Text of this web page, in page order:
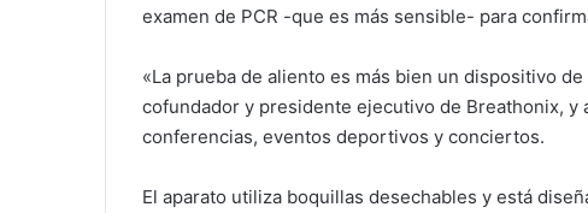
examen de PCR -que es más sensible- para
«La prueba de aliento es más bien un dispositivo
cofundador y presidente ejecutivo de Breathonix, y
conferencias, eventos deportivos y conciertos.
El aparato utiliza boquillas desechables y está